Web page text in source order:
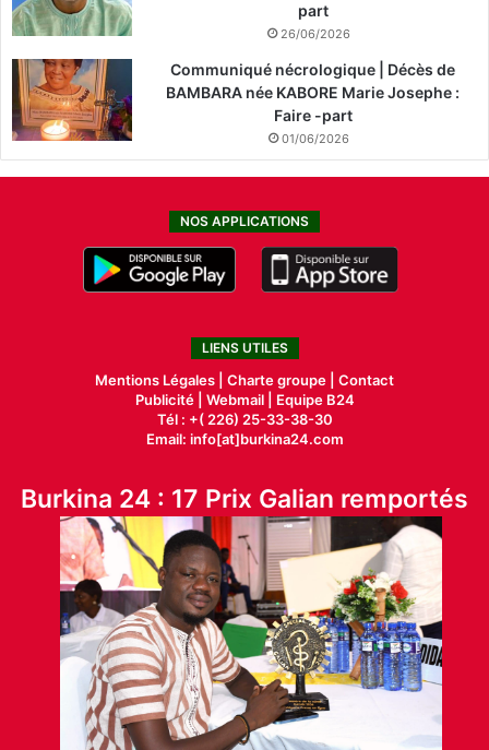
part
26/06/2026
Communiqué nécrologique | Décès de
BAMBARA née KABORE Marie Josephe :
Faire -part
01/06/2026
NOS APPLICATIONS
LIENS UTILES
Mentions Légales | Charte groupe | Contact
Publicité| Webmail |
Equipe B24
Tél : +( 226) 25-33-38-30
Email: info[at]burkina24.com
Burkina 24 : 17 Prix Galian remportés